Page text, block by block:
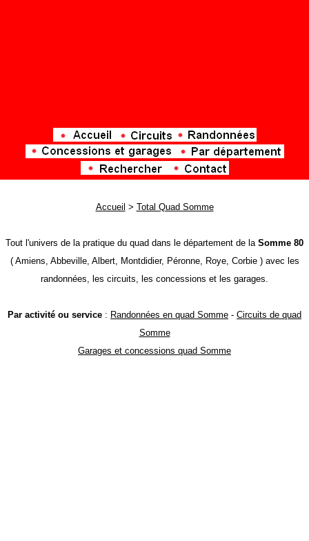
Accueil > Total Quad Somme
Tout l'univers de la pratique du quad dans le département de la Somme 80
( Amiens, Abbeville, Albert, Montdidier, Péronne, Roye, Corbie ) avec les
randonnées, les circuits, les concessions et les garages.
Par activité ou service : Randonnées en quad Somme - Circuits de quad
Somme
Garages et concessions quad Somme